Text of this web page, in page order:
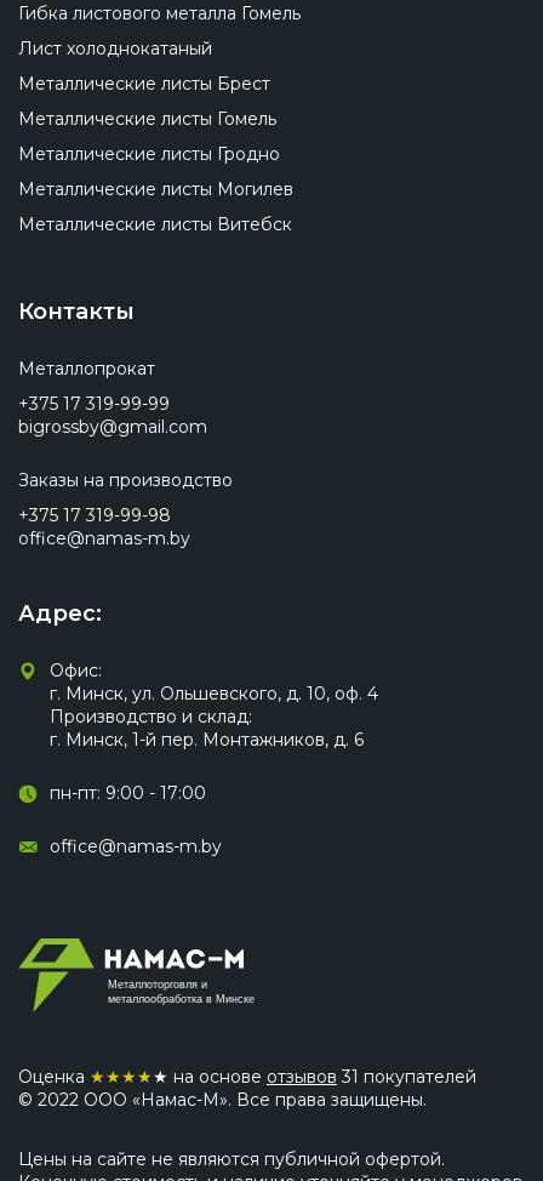
Металлоторговля и
металлообработка в Минске
Оценка ★★★★★ на основе отзывов 31 покупателей
© 2022 ООО «Намас-М». Все права защищены.
Цены на сайте не являются публичной офертой.
Гибка листового металла Гомель
Лист холоднокатаный
Металлические листы Брест
Металлические листы Гомель
Металлические листы Гродно
Металлические листы Могилев
Металлические листы Витебск
Контакты
Металлопрокат
+375 17 319-99-99
bigrossby@gmail.com
Заказы на производство
+375 17 319-99-98
office@namas-m.by
Адрес:
Офис:
г. Минск, ул. Ольшевского, д. 10, оф. 4
Производство и склад:
г. Минск, 1-й пер. Монтажников, д. 6
пн-пт: 9:00 - 17:00
office@namas-m.by